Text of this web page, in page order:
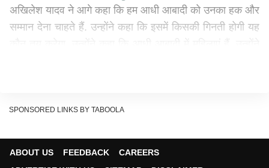
अखिलेश यादव ने आगे कहा कि हम आधी आबादी को उनका हक और
सम्मान देना चाहते हैं. उन्होंने कहा कि इसमें किसकी गिनती होगी यह
कांग्रेस हमारे साथ...2027 में बनाएंगे सरकार
बीजेपी नेता अपर्णा यादव ने बिल गिरने के बाद अपना विरोध प्रकट
करते हुए समाजवादी और कांग्रेस के झंडे को आग लगा दी थी. इस
SPONSORED LINKS BY TABOOLA
ABOUT US FEEDBACK
CAREERS